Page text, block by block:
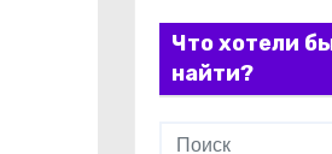
Что хотели
найти?